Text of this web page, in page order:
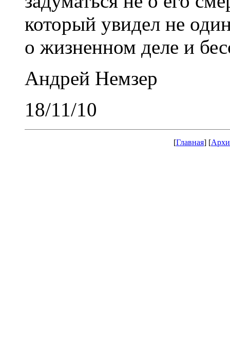
который увидел не
о жизненном деле и
Андрей Немзер
18/11/10
[Главная] [